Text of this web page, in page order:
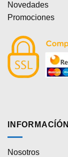
Novedades
Promociones
INFORMACÍÓN
Nosotros